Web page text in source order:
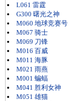
L061 雷霆
G300 曙光之神
M060 地球竞赛号
M067 骑士
M069 刀锋
M016 百威
M011 海豚
M021 雨燕
M001 蝙蝠
M041 胜利女神
M051 雄猫